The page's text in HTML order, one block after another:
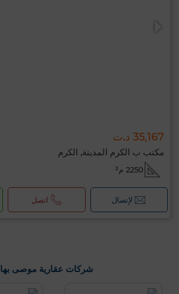
35,167 د.ت
مكتب ب الكرم المدينة, الكرم
2250 م²
لإتصال اتصل
شركات عقارية موصى بها